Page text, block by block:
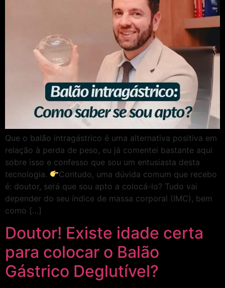
Que o balão intragástrico é uma alternativa positiva em
relação à perda de peso, eu já comentei bastante aqui
sobre isso e confesso que sou um entusiasta desta
tecnologia.
Contudo, uma dúvida comum que recebo
é: doutor, será que sou apto a colocá-lo? Tudo vai
depender do seu índice de massa corporal (IMC), bem
como […]
Doutor! Existe idade certa
para colocar o Balão
Gástrico Deglutível?